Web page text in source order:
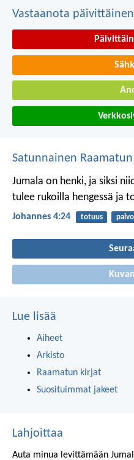
Vastaanota
Satunnainen
Jumala on henki, ja siksi
tulee rukoilla hengessä ja
Johannes 4:24 totuus
Lue lisää
Aiheet
Arkisto
Raamatun kirjat
Suosituimmat jakeet
Lahjoittaa
Auta minua levittämään